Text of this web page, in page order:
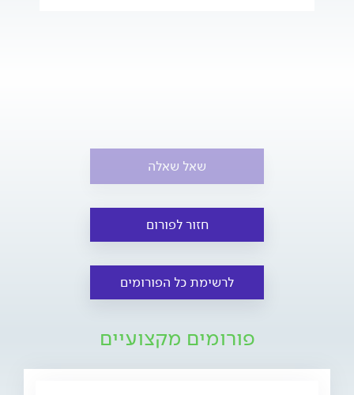
שאל שאלה
חזור לפורום
לרשימת כל הפורומים
פורומים מקצועיים